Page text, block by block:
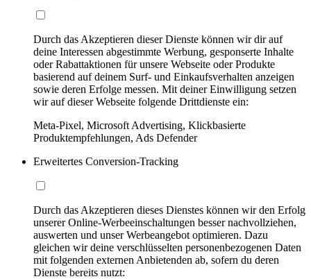
Durch das Akzeptieren dieser Dienste können wir dir auf
deine Interessen abgestimmte Werbung, gesponserte Inhalte
oder Rabattaktionen für unsere Webseite oder Produkte
basierend auf deinem Surf- und Einkaufsverhalten anzeigen
sowie deren Erfolge messen. Mit deiner Einwilligung setzen
wir auf dieser Webseite folgende Drittdienste ein:
Meta-Pixel, Microsoft Advertising, Klickbasierte
Produktempfehlungen, Ads Defender
Erweitertes Conversion-Tracking
Durch das Akzeptieren dieses Dienstes können wir den Erfolg
unserer Online-Werbeeinschaltungen besser nachvollziehen,
auswerten und unser Werbeangebot optimieren. Dazu
gleichen wir deine verschlüsselten personenbezogenen Daten
mit folgenden externen Anbietenden ab, sofern du deren
Dienste bereits nutzt: